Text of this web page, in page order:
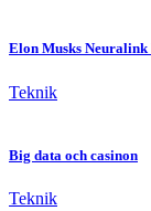
Elon Musks
Teknik
Big data och casinon
Teknik